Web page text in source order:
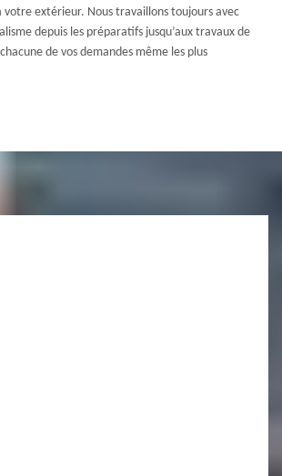
extérieur. Nous travaillons toujours avec
depuis les préparatifs jusqu’aux travaux de
de vos demandes même les plus